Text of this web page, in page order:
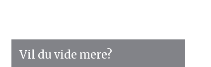
Vil du vide mere?